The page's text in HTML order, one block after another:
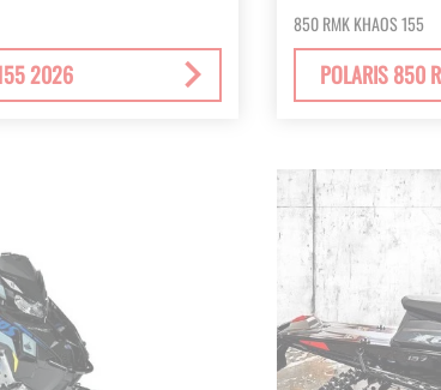
2026
850 RMK KHAOS 155
POLARIS 850